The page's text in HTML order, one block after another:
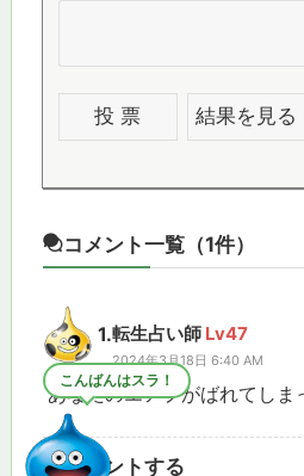
コメント一覧（1件）
1.転生占い師 Lv47
2024年3月18日 6:40 AM
あなたのエアプがばれてしま
コメントする
こんばんはスラ！